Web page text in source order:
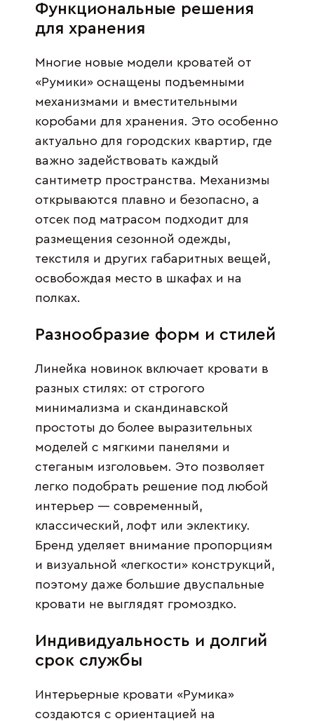
Функциональные решения
для хранения
Многие новые модели кроватей от
«Румики» оснащены подъемными
механизмами и вместительными
коробами для хранения. Это особенно
актуально для городских квартир, где
важно задействовать каждый
сантиметр пространства. Механизмы
открываются плавно и безопасно, а
отсек под матрасом подходит для
размещения сезонной одежды,
текстиля и других габаритных вещей,
освобождая место в шкафах и на
полках.
Разнообразие форм и стилей
Линейка новинок включает кровати в
разных стилях: от строгого
минимализма и скандинавской
простоты до более выразительных
моделей с мягкими панелями и
стеганым изголовьем. Это позволяет
легко подобрать решение под любой
интерьер — современный,
классический, лофт или эклектику.
Бренд уделяет внимание пропорциям
и визуальной «легкости» конструкций,
поэтому даже большие двуспальные
кровати не выглядят громоздко.
Индивидуальность и долгий
срок службы
Интерьерные кровати «Румика»
создаются с ориентацией на